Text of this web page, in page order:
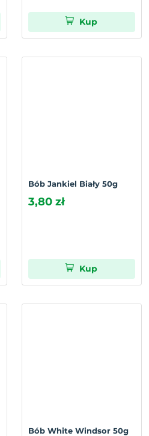
Kup
Bób Jankiel Biały 50g
3,80 zł
Kup
Bób White Windsor 50g